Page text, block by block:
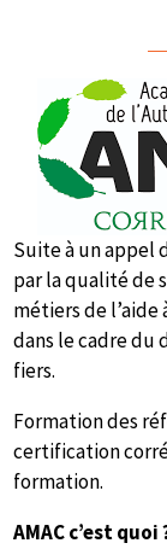
Suite à un appel
par la qualité de
métiers de
dans le cadre du
fiers.
Formation des
certification
formation.
AMAC c’est quoi